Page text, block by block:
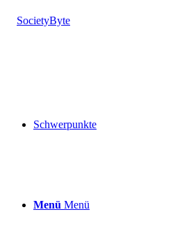
Menü Menü
Schwerpunkte